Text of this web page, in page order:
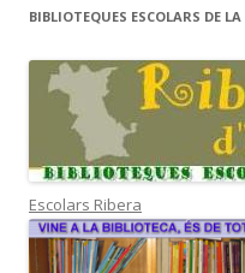
BIBLIOTEQUES ESCOLARS DE
Escolars Ribera